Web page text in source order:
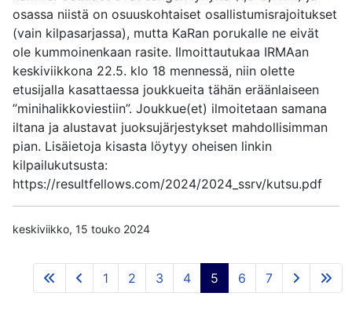
osassa niistä on osuuskohtaiset osallistumisrajoitukset
(vain kilpasarjassa), mutta KaRan porukalle ne eivät
ole kummoinenkaan rasite. Ilmoittautukaa IRMAan
keskiviikkona 22.5. klo 18 mennessä, niin olette
etusijalla kasattaessa joukkueita tähän eräänlaiseen
”minihalikkoviestiin”. Joukkue(et) ilmoitetaan samana
iltana ja alustavat juoksujärjestykset mahdollisimman
pian. Lisäietoja kisasta löytyy oheisen linkin
kilpailukutsusta:
https://resultfellows.com/2024/2024_ssrv/kutsu.pdf
keskiviikko, 15 touko 2024
1 2 3 4 5 6 7